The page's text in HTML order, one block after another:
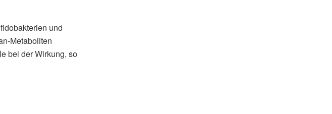
und
Metaboliten
bei der Wirkung, so